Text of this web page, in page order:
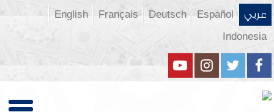
عربي Español
Deutsch
Français
English
Indonesia